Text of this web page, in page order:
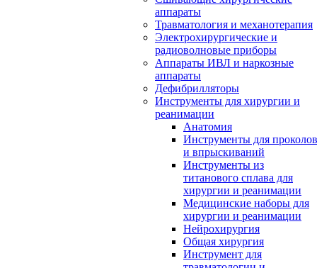
аппараты
Травматология и механотерапия
Электрохирургические и
радиоволновые приборы
Аппараты ИВЛ и наркозные
аппараты
Дефибрилляторы
Инструменты для хирургии и
реанимации
Анатомия
Инструменты для проколов
и впрыскиваний
Инструменты из
титанового сплава для
хирургии и реанимации
Медицинские наборы для
хирургии и реанимации
Нейрохирургия
Общая хирургия
Инструмент для